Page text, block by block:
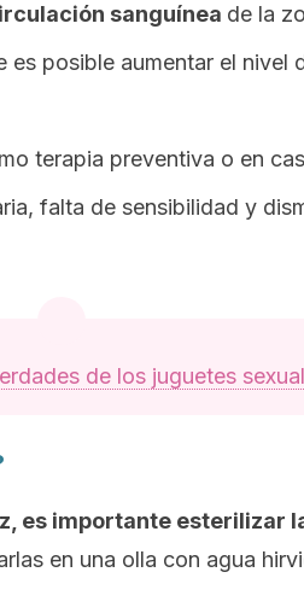
sanguínea de la
es posible aumentar el nivel
terapia preventiva o en
falta de sensibilidad y
de los juguetes
es importante esterilizar
en una olla con agua